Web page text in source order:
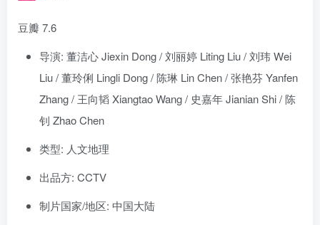
豆瓣 7.6
导演: 董洁心 Jiexin Dong / 刘丽婷 Liting Liu / 刘玮 Wei
Liu / 董玲俐 Lingli Dong / 陈琳 Lin Chen / 张艳芬 Yanfen
Zhang / 王向韬 Xiangtao Wang / 史嘉年 Jianian Shi / 陈
钊 Zhao Chen
类型: 人文地理
出品方: CCTV
制片国家/地区: 中国大陆